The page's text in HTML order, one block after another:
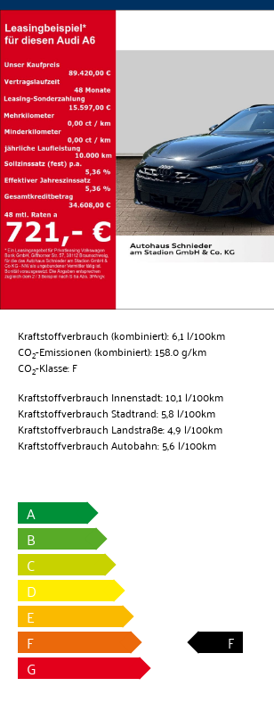
Kraftstoffverbrauch (kombiniert):6,1 l/100km
CO2-Emissionen (kombiniert):158.0 g/km
CO2-Klasse:F
Kraftstoffverbrauch Innenstadt:10,1 l/100km
Kraftstoffverbrauch Stadtrand:5,8 l/100km
Kraftstoffverbrauch Landstraße:4,9 l/100km
Kraftstoffverbrauch Autobahn:5,6 l/100km
A
B
C
D
E
F
F
G